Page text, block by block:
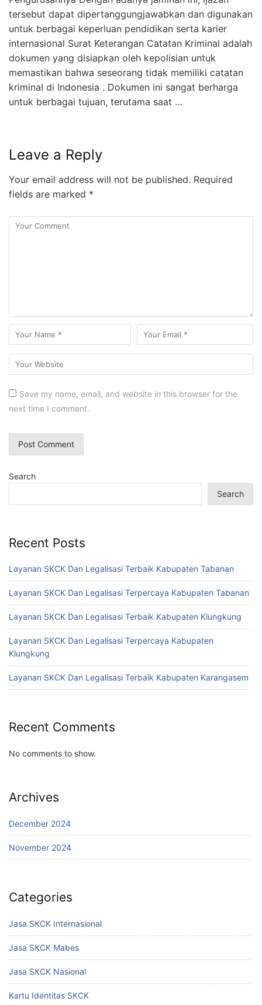
tersebut dapat dipertanggungjawabkan dan digunakan
untuk berbagai keperluan pendidikan serta karier
internasional Surat Keterangan Catatan Kriminal adalah
dokumen yang disiapkan oleh kepolisian untuk
memastikan bahwa seseorang tidak memiliki catatan
kriminal di Indonesia . Dokumen ini sangat berharga
untuk berbagai tujuan, terutama saat …
Leave a Reply
Your email address will not be published. Required
fields are marked *
Save my name, email, and website in this browser for the
next time I comment.
Search
Search
Recent Posts
Layanan SKCK Dan Legalisasi Terbaik Kabupaten Tabanan
Layanan SKCK Dan Legalisasi Terpercaya Kabupaten Tabanan
Layanan SKCK Dan Legalisasi Terbaik Kabupaten Klungkung
Layanan SKCK Dan Legalisasi Terpercaya Kabupaten
Klungkung
Layanan SKCK Dan Legalisasi Terbaik Kabupaten Karangasem
Recent Comments
No comments to show.
Archives
December 2024
November 2024
Categories
Jasa SKCK Internasional
Jasa SKCK Mabes
Jasa SKCK Nasional
Kartu Identitas SKCK